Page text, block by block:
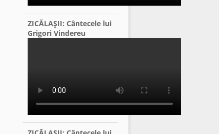
ZICĂLAŞII: Cântecele lui
Grigori Vindereu